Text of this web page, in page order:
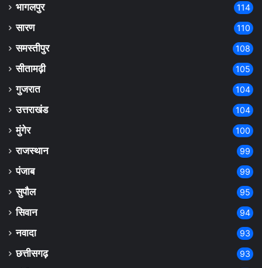
भागलपुर 114
सारण 110
समस्तीपुर 108
सीतामढ़ी 105
गुजरात 104
उत्तराखंड 104
मुंगेर 100
राजस्थान 99
पंजाब 99
सुपौल 95
सिवान 94
नवादा 93
छत्तीसगढ़ 93